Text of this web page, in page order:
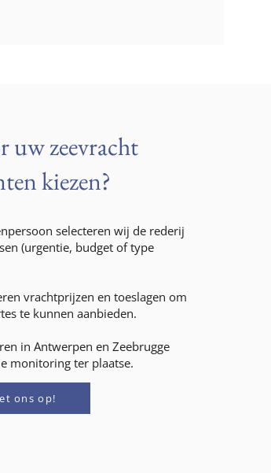
uw zeevracht
kiezen?
selecteren wij de rederij
(urgentie, budget of type
vrachtprijzen en toeslagen om
te kunnen aanbieden.
in Antwerpen en Zeebrugge
monitoring ter plaatse.
ons op!